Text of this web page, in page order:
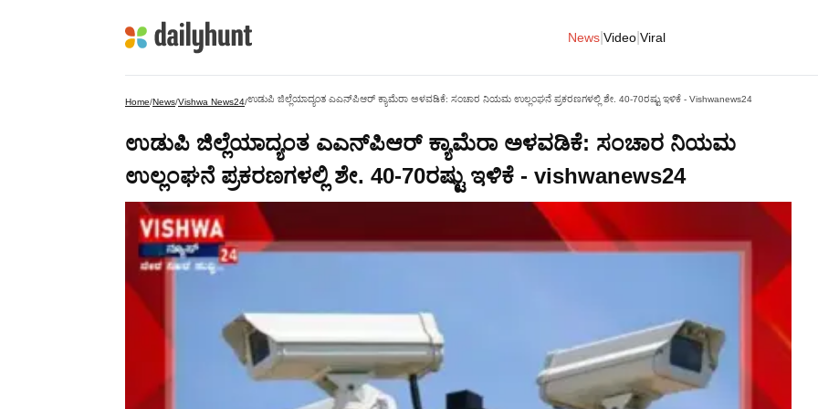
News Video Viral
Home/News/Vishwa News24/ಉಡುಪಿ ಜಿಲ್ಲೆಯಾದ್ಯಂತ ಎಎನ್‌ಪಿಆರ್ ಕ್ಯಾಮೆರಾ ಅಳವಡಿಕೆ: ಸಂಚಾರ ನಿಯಮ ಉಲ್ಲಂಘನೆ ಪ್ರಕರಣಗಳಲ್ಲಿ ಶೇ. 40-70ರಷ್ಟು ಇಳಿಕೆ - Vishwanews24
ಉಡುಪಿ ಜಿಲ್ಲೆಯಾದ್ಯಂತ ಎಎನ್‌ಪಿಆರ್ ಕ್ಯಾಮೆರಾ ಅಳವಡಿಕೆ: ಸಂಚಾರ ನಿಯಮ
ಉಲ್ಲಂಘನೆ ಪ್ರಕರಣಗಳಲ್ಲಿ ಶೇ. 40-70ರಷ್ಟು ಇಳಿಕೆ - vishwanews24